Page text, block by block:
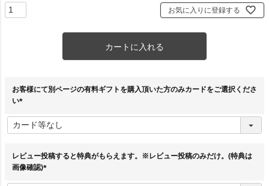
お気に入りに登録する
カートに入れる
お客様にて別ページの有料ギフトを購入頂いた方のみカードをご選択くださ
い
必
須
レビュー投稿すると特典がもらえます。※レビュー投稿のみだけ。(特典は
画像確認)